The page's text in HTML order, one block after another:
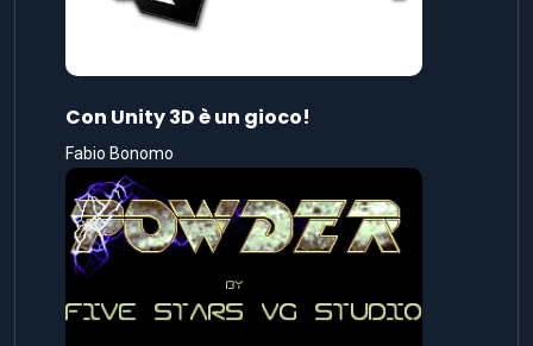
Con Unity 3D è un gioco!
Fabio Bonomo